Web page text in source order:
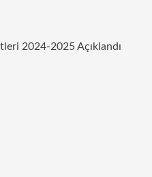
2024-2025 Açıklandı